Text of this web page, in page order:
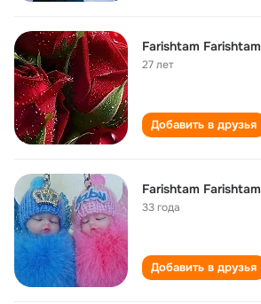
Farishtam Farishtam
27 лет
Добавить в друзья
Farishtam Farishtam
33 года
Добавить в друзья